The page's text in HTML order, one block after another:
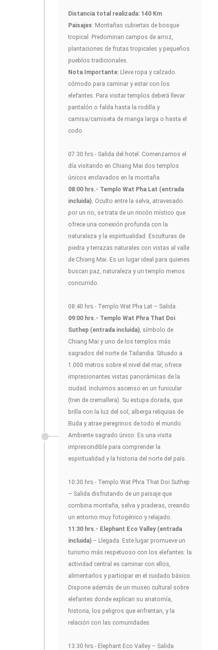
Distancia total realizada: 140 Km
Paisajes: Montañas cubiertas de bosque
tropical. Predominan campos de arroz,
plantaciones de frutas tropicales y pequeños
pueblos tradicionales.
Nota Importante: Lleve ropa y calzado
cómodo para caminar y estar con los
elefantes. Para visitar templos deberá llevar
pantalón o falda hasta la rodilla y
camisa/camiseta de manga larga o hasta el
codo.
07:30 hrs.- Salida del hotel. Comenzamos el
día visitando en Chiang Mai dos templos
únicos enclavados en la montaña
08:00 hrs.- Templo Wat Pha Lat (entrada
incluida). Oculto entre la selva, atravesado
por un rio, se trata de un rincón místico que
ofrece una conexión profunda con la
naturaleza y la espiritualidad. Esculturas de
piedra y terrazas naturales con vistas al valle
de Chiang Mai. Es un lugar ideal para quienes
buscan paz, naturaleza y un templo menos
concurrido.
08:40 hrs.- Templo Wat Pha Lat – Salida.
09:00 hrs.- Templo Wat Phra That Doi
Suthep (entrada incluida) , símbolo de
Chiang Mai y uno de los templos más
sagrados del norte de Tailandia. Situado a
1.000 metros sobre el nivel del mar, ofrece
impresionantes vistas panorámicas de la
ciudad. Incluimos ascenso en un funicular
(tren de cremallera). Su estupa dorada, que
brilla con la luz del sol, alberga reliquias de
Buda y atrae peregrinos de todo el mundo.
Ambiente sagrado único. Es una visita
imprescindible para comprender la
espiritualidad y la historia del norte del país.
10:30 hrs.- Templo Wat Phra That Doi Suthep
– Salida disfrutando de un paisaje que
combina montaña, selva y praderas, creando
un entorno muy fotogénico y relajado.
11:30 hrs.- Elephant Eco Valley (entrada
incluida) – Llegada. Este lugar promueve un
turismo más respetuoso con los elefantes: la
actividad central es caminar con ellos,
alimentarlos y participar en el cuidado básico.
Dispone además de un museo cultural sobre
elefantes donde explican su anatomía,
historia, los peligros que enfrentan, y la
relación con las comunidades.
13:30 hrs.- Elephant Eco Valley – Salida